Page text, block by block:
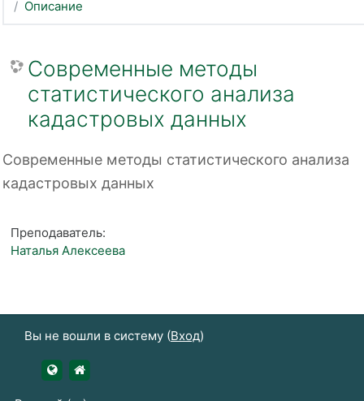
Описание
Современные методы
статистического анализа
кадастровых данных
Современные методы статистического анализа
кадастровых данных
Преподаватель:
Наталья Алексеева
Вы не вошли в систему (Вход)
https://udsau.ru